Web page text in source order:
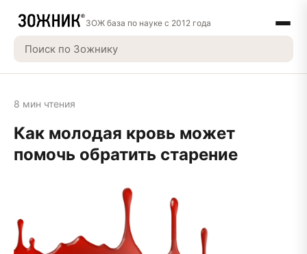
ЗОЖ база по науке с 2012 года
8 мин чтения
Как молодая кровь может
помочь обратить старение